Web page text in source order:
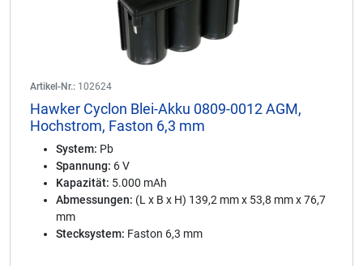
Artikel-Nr.: 102624
Hawker Cyclon Blei-Akku 0809-0012 AGM,
Hochstrom, Faston 6,3 mm
System: Pb
Spannung: 6 V
Kapazität: 5.000 mAh
Abmessungen: (L x B x H) 139,2 mm x 53,8 mm x 76,7
mm
Stecksystem: Faston 6,3 mm